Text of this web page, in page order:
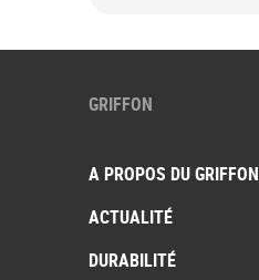
GRIFFON
A PROPOS DU GRIFFON
ACTUALITÉ
DURABILITÉ